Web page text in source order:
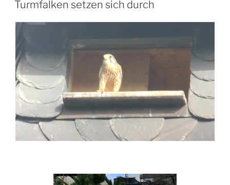
Turmfalken setzen sich durch